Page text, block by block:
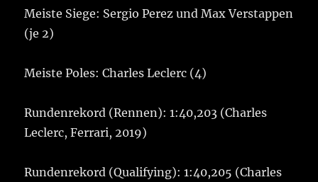
Meiste Siege: Sergio Perez und Max Verstappen
(je 2)
Meiste Poles: Charles Leclerc (4)
Rundenrekord (Rennen): 1:40,203 (Charles
Leclerc, Ferrari, 2019)
Rundenrekord (Qualifying): 1:40,205 (Charles